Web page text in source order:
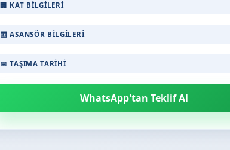
🏢 KAT BILGILERI
🛗 ASANSÖR BILGILERI
📅 TAŞIMA TARIHI
WhatsApp'tan Teklif Al